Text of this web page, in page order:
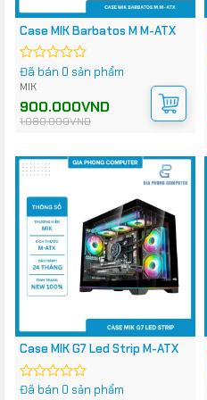
Case MIK Barbatos M M-ATX
Được
xếp
0
5
Đã bán 0 sản phẩm
MIK
1.080.000VND
Giá
gốc
là:
900.000VND
Giá
hiện
tại
Case MIK G7 Led Strip M-ATX
Được
Đã bán 0 sản phẩm